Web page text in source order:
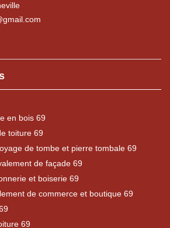
en bois 69
toiture 69
de tombe et pierre tombale 69
de façade 69
et boiserie 69
de commerce et boutique 69
69